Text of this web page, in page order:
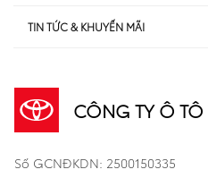
Sedan
Bán tải
Hatchback
TSS
Dịch vụ sau bán hàng
Bảo hiểm Toyota
Xe đã qua sử dụng
TIN TỨC & KHUYẾN MÃI
Khuyến mãi
Xã hội
CÔNG TY Ô TÔ
Số GCNĐKDN: 2500150335